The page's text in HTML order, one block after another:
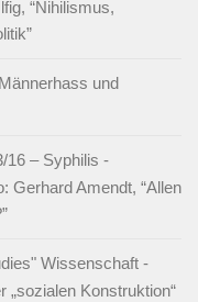
“Nihilismus,
und
16 – Syphilis -
Gerhard Amendt, “Allen
Wissenschaft -
„sozialen Konstruktion“